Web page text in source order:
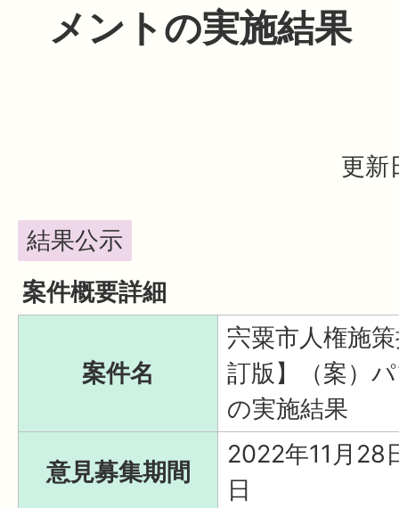
メントの実施結果
更新
結果公示
案件概要詳細
案件名
宍粟市人権施
訂版】（案）
の実施結果
意見募集期間
2022年11月28
日